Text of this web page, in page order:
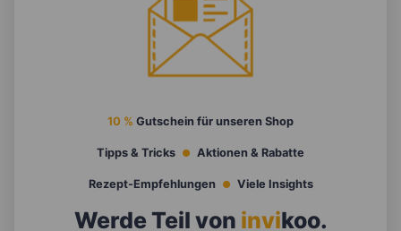
10 % Gutschein für unseren Shop
Tipps & Tricks Aktionen & Rabatte
Rezept-Empfehlungen Viele Insights
Werde Teil von invikoo.